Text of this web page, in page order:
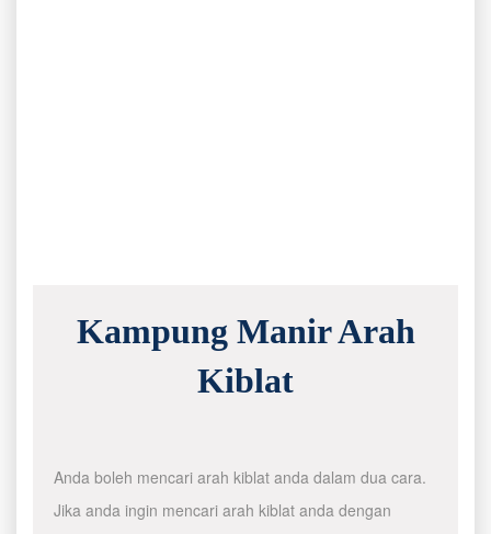
Kampung Manir Arah
Kiblat
Anda boleh mencari arah kiblat anda dalam dua cara.
Jika anda ingin mencari arah kiblat anda dengan